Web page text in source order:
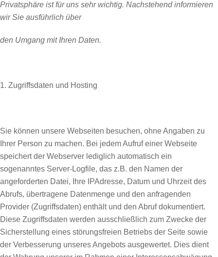
Privatsphäre ist für uns sehr wichtig. Nachstehend informieren
wir Sie ausführlich über
den Umgang mit Ihren Daten.
1. Zugriffsdaten und Hosting
Sie können unsere Webseiten besuchen, ohne Angaben zu
Ihrer Person zu machen. Bei jedem Aufruf einer Webseite
speichert der Webserver lediglich automatisch ein
sogenanntes Server-Logfile, das z.B. den Namen der
angeforderten Datei, Ihre IPAdresse, Datum und Uhrzeit des
Abrufs, übertragene Datenmenge und den anfragenden
Provider (Zugriffsdaten) enthält und den Abruf dokumentiert.
Diese Zugriffsdaten werden ausschließlich zum Zwecke der
Sicherstellung eines störungsfreien Betriebs der Seite sowie
der Verbesserung unseres Angebots ausgewertet. Dies dient